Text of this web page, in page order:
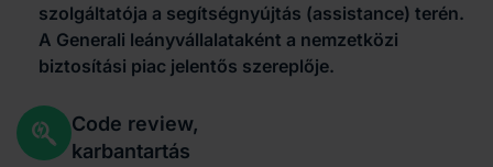
szolgáltatója a segítségnyújtás (assistance) terén.
A Generali leányvállalataként a nemzetközi
biztosítási piac jelentős szereplője.
Code review,
karbantartás